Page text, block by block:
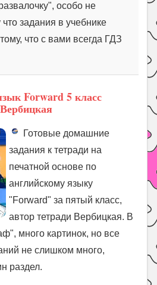
особо не
задания в учебнике
что с вами всегда ГДЗ
Forward 5 класс
Готовые домашние
задания к тетради на
печатной основе по
английскому языку
"Forward" за пятый класс,
автор тетради Вербицкая. В
много картинок, но все
не слишком много,
раздел.